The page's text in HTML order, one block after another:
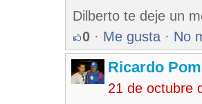
Dilberto te deje un
0 · Me gusta · No
Ricardo
21 de octubre